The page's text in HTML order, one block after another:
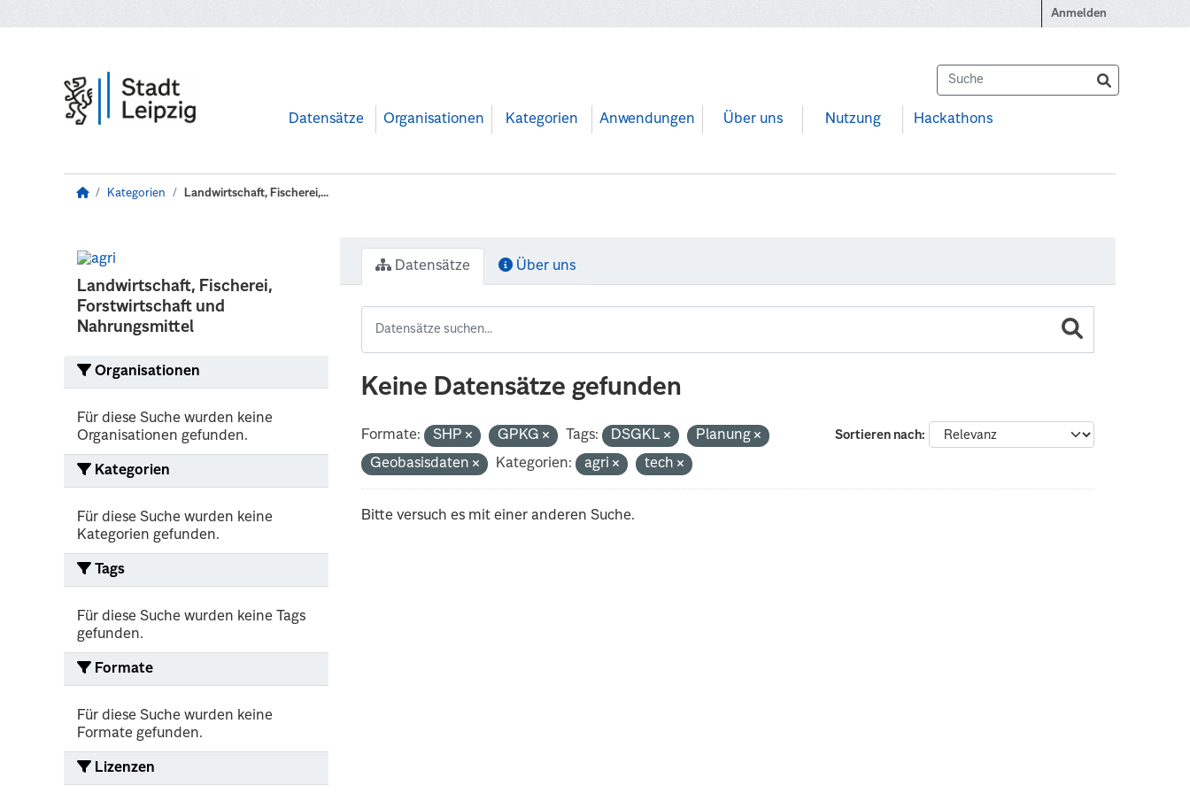
Anmelden
Datensätze Organisationen Kategorien Anwendungen Über uns Nutzung Hackathons
Kategorien Landwirtschaft, Fischerei,...
Landwirtschaft, Fischerei,
Forstwirtschaft und
Nahrungsmittel
Organisationen
Für diese Suche wurden keine
Organisationen gefunden.
Kategorien
Für diese Suche wurden keine
Kategorien gefunden.
Tags
Für diese Suche wurden keine Tags
gefunden.
Formate
Für diese Suche wurden keine
Formate gefunden.
Lizenzen
Datensätze Über uns
Keine Datensätze gefunden
Sortieren nach
Formate: SHP GPKG Tags: DSGKL
Planung
Geobasisdaten
Kategorien: agri tech
Bitte versuch es mit einer anderen Suche.